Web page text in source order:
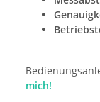
mich!